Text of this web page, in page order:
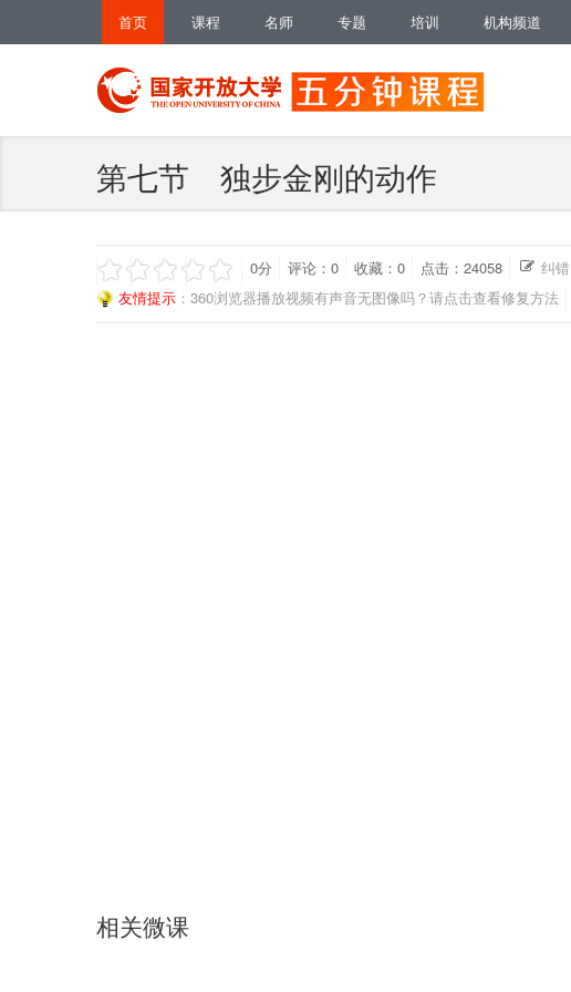
首页 课程 名师 专题 培训 机构频道
第七节 独步金刚的动作
0分 评论： 0 收藏： 0 点击：24058 纠错
友情提示 ：360浏览器播放视频有声音无图像吗？请点击查看修复方法
相关微课